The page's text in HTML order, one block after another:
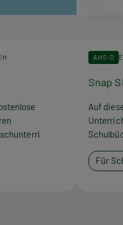
AHS-O
Snap
Auf
Für